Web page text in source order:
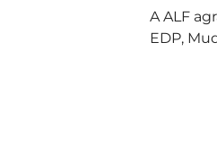
A ALF
EDP,